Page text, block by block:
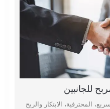
للجانبين
المحترفية، الابتكار والربح